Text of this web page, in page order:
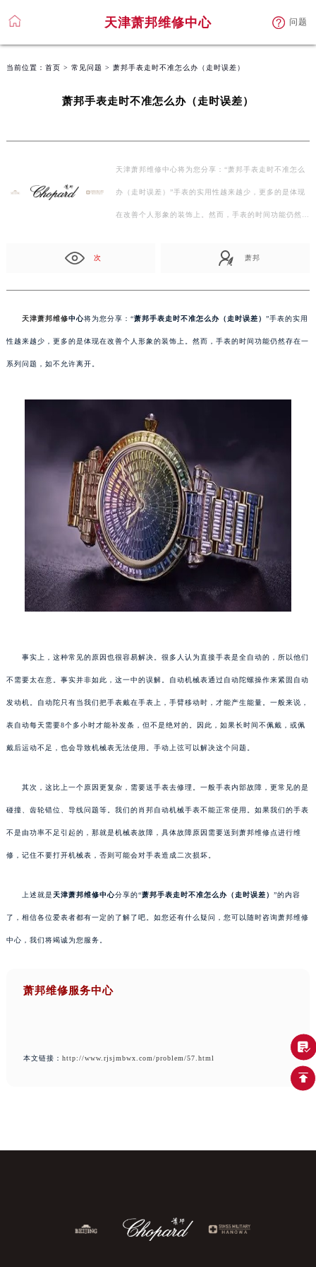
天津萧邦维修中心 问题
当前位置： 首页 > 常见问题 > 萧邦手表走时不准怎么办（走时误差）
萧邦手表走时不准怎么办（走时误差）
天津萧邦维修中心将为您分享：“萧邦手表走时不准怎么
办（走时误差）”手表的实用性越来越少，更多的是体现
在改善个人形象的装饰上。然而，手表的时间功能仍然存
次 萧邦
天津萧邦维修中心将为您分享：“萧邦手表走时不准怎么办（走时误差） ”手表的实用
性越来越少，更多的是体现在改善个人形象的装饰上。然而，手表的时间功能仍然存在一
系列问题，如不允许离开。
事实上，这种常见的原因也很容易解决。很多人认为直接手表是全自动的，所以他们
不需要太在意。事实并非如此，这一中的误解。自动机械表通过自动陀螺操作来紧固自动
发动机。自动陀只有当我们把手表戴在手表上，手臂移动时，才能产生能量。一般来说，
表自动每天需要8个多小时才能补发条，但不是绝对的。因此，如果长时间不佩戴，或佩
戴后运动不足，也会导致机械表无法使用。手动上弦可以解决这个问题。
其次，这比上一个原因更复杂，需要送手表去修理。一般手表内部故障，更常见的是
碰撞、齿轮错位、导线问题等。我们的肖邦自动机械手表不能正常使用。如果我们的手表
不是由功率不足引起的，那就是机械表故障，具体故障原因需要送到萧邦维修点进行维
修，记住不要打开机械表，否则可能会对手表造成二次损坏。
上述就是天津萧邦维修中心分享的“萧邦手表走时不准怎么办（走时误差） ”的内容
了，相信各位爱表者都有一定的了解了吧。如您还有什么疑问，您可以随时咨询萧邦维修
中心，我们将竭诚为您服务。
萧邦维修服务中心
本文链接： http://www.rjsjmbwx.com/problem/57.html